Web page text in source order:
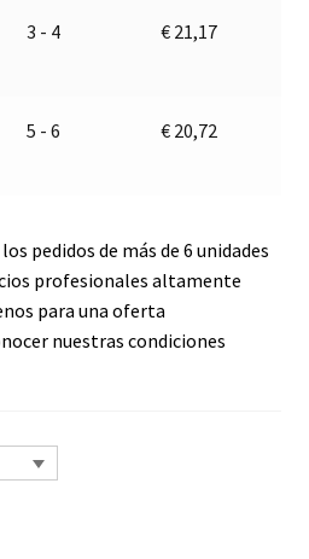
3 - 4 € 21,17
5 - 6 € 20,72
pedidos de más de 6 unidades
profesionales altamente
para una oferta
nuestras condiciones